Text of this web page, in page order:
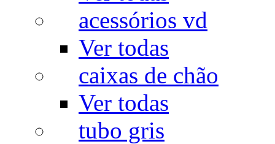
acessórios vd
Ver todas
caixas de chão
Ver todas
tubo gris